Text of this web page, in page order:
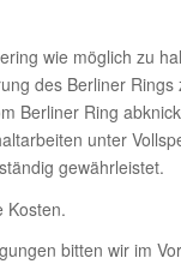
wie möglich zu
des Berliner
Berliner Ring
unter
gewährleistet.
Kosten.
bitten wir im